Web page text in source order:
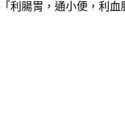
利腸胃，通小便，利血